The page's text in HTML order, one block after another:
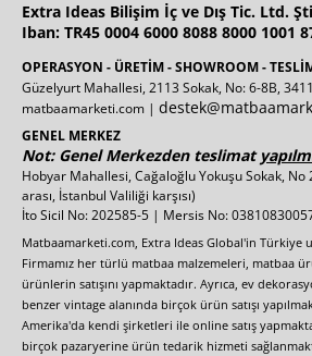
Extra Ideas Bilişim İç ve Dış Tic. Ltd. Şti
Iban: TR45 0004 6000 8088 8000 1001
OPERASYON - ÜRETİM - SHOWROOM -
Güzelyurt Mahallesi, 2113 Sokak, No: 6-8B,
matbaamarketi.com |
GENEL MERKEZ
Not: Genel Merkezden teslimat
Hobyar Mahallesi, Cağaloğlu Yokuşu Sokak, No
arası, İstanbul Valiliği karşısı)
İto Sicil No: 202585-5 | Mersis No:
Matbaamarketi.com, Extra Ideas Global'in Türkiye
Firmamız her türlü matbaa malzemeleri, matbaa
ürünlerin satışını yapmaktadır. Ayrıca, ev
benzer vintage alanında birçok ürün satışı
Amerika'da kendi şirketleri ile online satış
birçok pazaryerine ürün tedarik hizmeti